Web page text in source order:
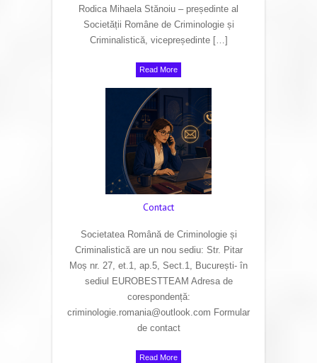
Rodica Mihaela Stănoiu – președinte al
Societății Române de Criminologie și
Criminalistică, vicepreședinte […]
Read More
Contact
Societatea Română de Criminologie și
Criminalistică are un nou sediu: Str. Pitar
Moș nr. 27, et.1, ap.5, Sect.1, București- în
sediul EUROBESTTEAM Adresa de
corespondență:
criminologie.romania@outlook.com Formular
de contact
Read More